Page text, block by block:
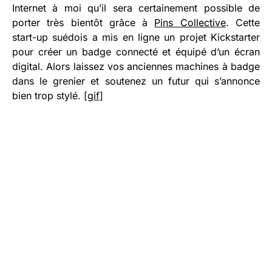
Internet à moi qu’il sera certainement possible de
porter très bientôt grâce à Pins Collective. Cette
start-up suédois a mis en ligne un projet Kickstarter
pour créer un badge connecté et équipé d’un écran
digital. Alors laissez vos anciennes machines à badge
dans le grenier et soutenez un futur qui s’annonce
bien trop stylé. [gif]